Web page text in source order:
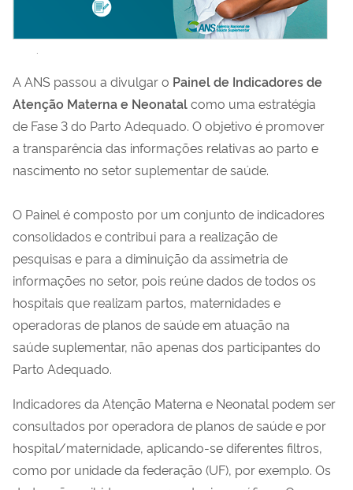
A ANS passou a divulgar o Painel de Indicadores de
Atenção Materna e Neonatalcomo uma estratégia
de Fase 3 do Parto Adequado. O objetivo é promover
a transparência das informações relativas ao parto e
nascimento no setor suplementar de saúde.
O Painel é composto por um conjunto de indicadores
consolidados e contribui para a realização de
pesquisas e para a diminuição da assimetria de
informações no setor, pois reúne dados de todos os
hospitais que realizam partos, maternidades e
operadoras de planos de saúde em atuação na
saúde suplementar, não apenas dos participantes do
Parto Adequado.
Indicadores da Atenção Materna e Neonatal podem ser
consultados por operadora de planos de saúde e por
hospital/maternidade, aplicando-se diferentes filtros,
como por unidade da federação (UF), por exemplo. Os